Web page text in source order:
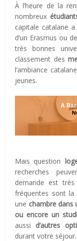
À l’heure de la
nombreux
capitale catalane
d’un Erasmus ou
très bonnes
classement des
l’ambiance
jeunes.
Mais question
recherches
demande est
fréquentes sont la
une chambre dans
ou encore un
aussi d’autres
durant votre séjour.